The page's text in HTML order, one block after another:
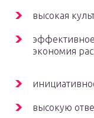
высокая
экономия
высокую